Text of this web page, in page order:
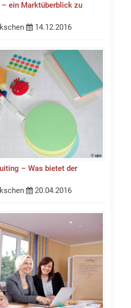
ein Marktüberblick zu
14.12.2016
– Was bietet der
20.04.2016